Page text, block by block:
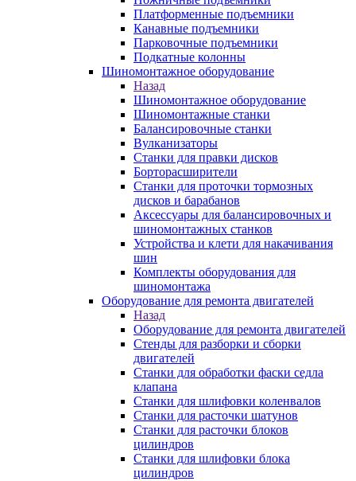
Платформенные подъемники
Канавные подъемники
Парковочные подъемники
Подкатные колонны
Шиномонтажное оборудование
Назад
Шиномонтажное оборудование
Шиномонтажные станки
Балансировочные станки
Вулканизаторы
Станки для правки дисков
Борторасширители
Станки для проточки тормозных
дисков и барабанов
Аксессуары для балансировочных и
шиномонтажных станков
Устройства и клети для накачивания
шин
Комплекты оборудования для
шиномонтажа
Оборудование для ремонта двигателей
Назад
Оборудование для ремонта двигателей
Стенды для разборки и сборки
двигателей
Станки для обработки фаски седла
клапана
Станки для шлифовки коленвалов
Станки для расточки шатунов
Станки для расточки блоков
цилиндров
Станки для шлифовки блока
цилиндров